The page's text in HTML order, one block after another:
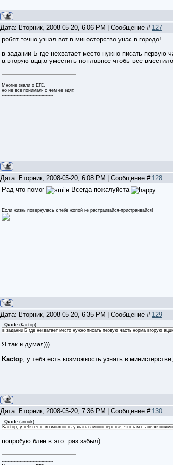
Дата: Вторник, 2008-05-20, 6:06 PM | Сообщение # 127
ребят точно узнал вот в минестерстве унас в городе!
в задании Б где нехватает место нужно писать первую
а вторую аццко уместить но главное чтобы все
-----------------------------------
Многие знали о ЕГЕ,
но не все понимали с чем ее едят.
-----------------------------------
Дата: Вторник, 2008-05-20, 6:08 PM | Сообщение # 128
Рад что помог Всегда пожалуйста
Если жизнь повернулась к тебе жопой не растраивайся-пристраивайся!
Дата: Вторник, 2008-05-20, 6:35 PM | Сообщение # 129
Quote (Kactop)
в задании Б где нехватает место нужно писать первую часть норма вторую
Я так и думал)))
Kactop, у тебя есть возможность узнать в
Дата: Вторник, 2008-05-20, 7:36 PM | Сообщение # 130
Quote (anouk)
Kactop, у тебя есть возможность узнать в министерстве, что там с
попробую блин в этот раз забыл)
-----------------------------------